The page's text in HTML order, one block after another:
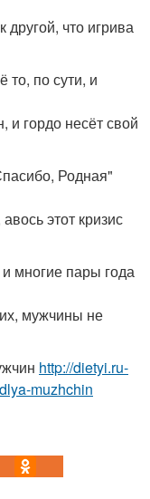
другой, что игрива
то, по сути, и
и гордо несёт свой
Родная"
этот кризис
и многие пары года
мужчины не
http://dietyi.ru-
muzhchin